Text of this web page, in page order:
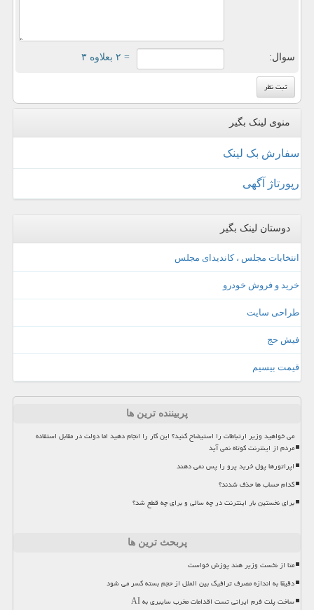
سوال: = ۲ بعلاوه ۳
منوی لینک بگیر
سفارش بک لینک
رپورتاژ آگهی
دوستان لینک بگیر
انتخابات مجلس ، کاندیدای مجلس
خرید و فروش خودرو
طراحی سایت
فیش حج
قیمت بیسیم
پربیننده ترین ها
می خواهید وزیر ارتباطات را استیضاح کنید؟ این کار را انجام دهید اما دولت در مقابل استفاده
مردم از اینترنت کوتاه نمی آید
اپراتورها پول خرید پرو را پس نمی دهند
کدام حساب ها حذف شدند؟
برای نخستین بار اینترنت در چه سالی و برای چه قطع شد؟
پربحث ترین ها
متا از نخست وزیر هند پوزش خواست
دقیقا به اندازه مصرف ترافیک بین الملل از حجم بسته کسر می شود
ساخت پلت فرم ایرانی تست اقدامات مخرب سایبری به AI